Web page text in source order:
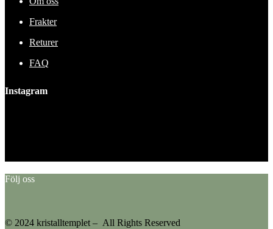
Frakter
Returer
FAQ
Instagram
Följ oss
© 2024 kristalltemplet – All Rights Reserved